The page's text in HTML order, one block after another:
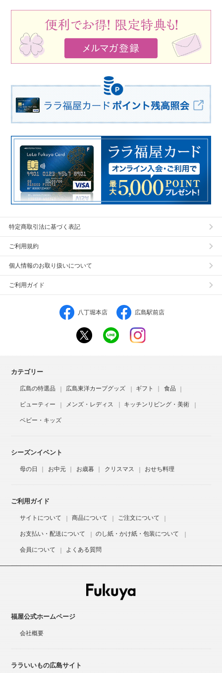
特定商取引法に基づく表記
ご利用規約
個人情報のお取り扱いについて
ご利用ガイド
八丁堀本店 広島駅前店
カテゴリー
広島の特選品 広島東洋カープグッズ ギフト 食品
ビューティー メンズ・レディス キッチンリビング・美術
ベビー・キッズ
シーズンイベント
母の日 お中元 お歳暮 クリスマス おせち料理
ご利用ガイド
サイトについて 商品について ご注文について
お支払い・配送について のし紙・かけ紙・包装について
会員について よくある質問
福屋公式ホームページ
会社概要
ララいいもの広島サイト